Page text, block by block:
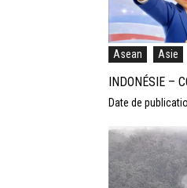
Asean Asie
INDONÉSIE –
Date de